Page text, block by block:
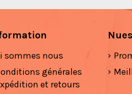
sommes nous
générales
et retours